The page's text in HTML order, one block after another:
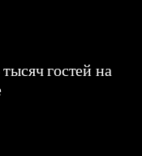
гостей на